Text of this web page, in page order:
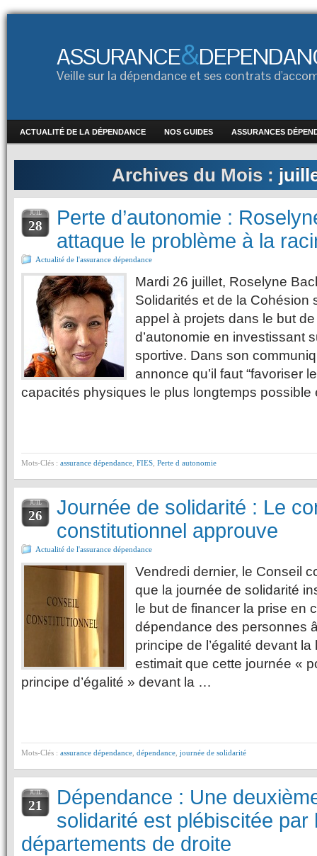
ASSURANCE&
Veille sur la dépendance et ses contrats
ACTUALITÉ DE LA DÉPENDANCE NOS GUIDES ASSURANCES
Archives du Mois :
JUIL
28
Perte d’autonomie :
attaque le problème à la
Actualité de l'assurance dépendance
Mardi 26 juillet, Roselyne
Solidarités et de la Cohésion
appel à projets dans le but
d’autonomie en investissant
sportive. Dans son
annonce qu’il faut “favoriser
capacités physiques le plus longtemps
Mots-Clés : assurance dépendance FIES Perte d autonomie
JUIL
26
Journée de solidarité : Le
constitutionnel approuve
Actualité de l'assurance dépendance
Vendredi dernier, le Conseil
que la journée de solidarité
le but de financer la prise en
dépendance des personnes
principe de l’égalité devant la
estimait que cette journée «
principe d’égalité » devant la …
Mots-Clés : assurance dépendance dépendance journée de solidarité
JUIL
21
Dépendance : Une
solidarité est plébiscitée par
départements de droite